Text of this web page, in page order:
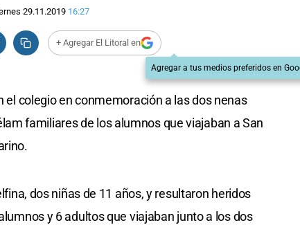
29.11.2019 16:27
+ Agregar El Litoral en
Agregar a tus medios preferidos en
el colegio en conmemoración a las dos nenas
familiares de los alumnos que viajaban a San
dos niñas de 11 años, y resultaron heridos
y 6 adultos que viajaban junto a los dos